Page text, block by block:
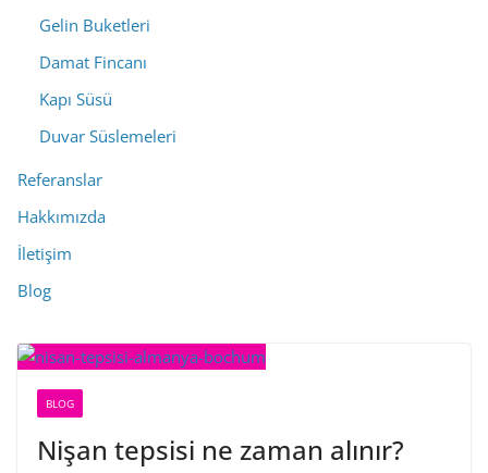
Gelin Buketleri
Damat Fincanı
Kapı Süsü
Duvar Süslemeleri
Referanslar
Hakkımızda
İletişim
Blog
BLOG
Nişan tepsisi ne zaman alınır?